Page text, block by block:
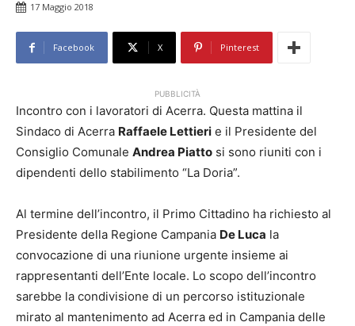
17 Maggio 2018
Facebook X Pinterest
PUBBLICITÀ
Incontro con i lavoratori di Acerra. Questa mattina il
Sindaco di Acerra Raffaele Lettieri e il Presidente del
Consiglio Comunale Andrea Piatto si sono riuniti con i
dipendenti dello stabilimento “La Doria”.
Al termine dell’incontro, il Primo Cittadino ha richiesto al
Presidente della Regione Campania De Luca la
convocazione di una riunione urgente insieme ai
rappresentanti dell’Ente locale. Lo scopo dell’incontro
sarebbe la condivisione di un percorso istituzionale
mirato al mantenimento ad Acerra ed in Campania delle